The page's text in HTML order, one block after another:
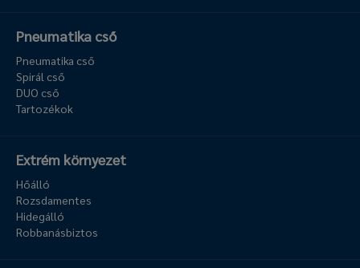
Pneumatika cső
Pneumatika cső
Spirál cső
DUO cső
Tartozékok
Extrém környezet
Hőálló
Rozsdamentes
Hidegálló
Robbanásbiztos